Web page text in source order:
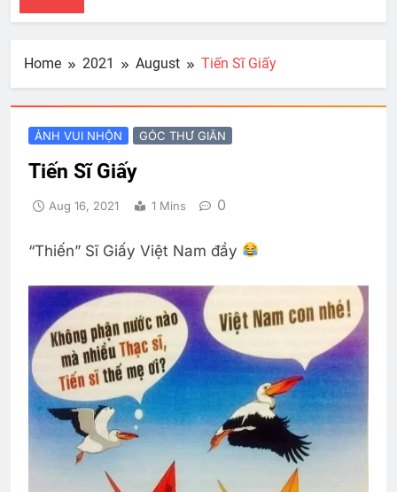
Home 2021 August Tiến Sĩ Giấy
ẢNH VUI NHỘN GÓC THƯ GIÃN
Tiến Sĩ Giấy
Aug 16, 2021 1 Mins 0
“Thiến” Sĩ Giấy Việt Nam đầy